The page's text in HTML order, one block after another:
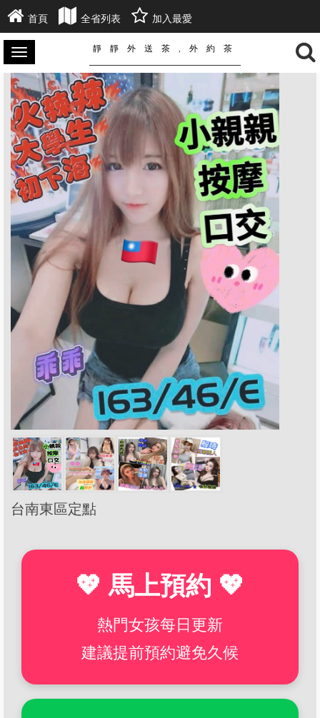
首頁 全省列表 加入最愛
靜靜外送茶,外約茶
台南東區定點
💖 馬上預約 💖
熱門女孩每日更新
建議提前預約避免久候